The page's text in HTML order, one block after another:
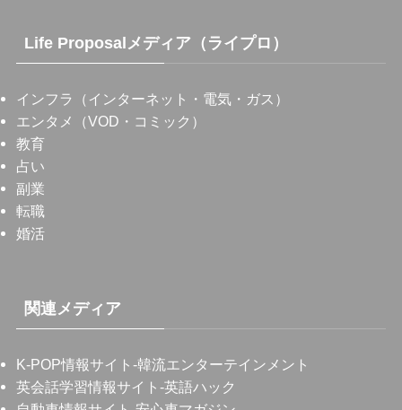
Life Proposalメディア（ライプロ）
インフラ（インターネット・電気・ガス）
エンタメ（VOD・コミック）
教育
占い
副業
転職
婚活
関連メディア
K-POP情報サイト -韓流エンターテインメント
英会話学習情報サイト -英語ハック